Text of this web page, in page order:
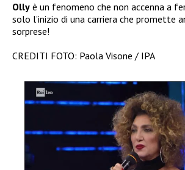
Olly è un fenomeno che non accenna a
solo l’inizio di una carriera che promette
sorprese!
CREDITI FOTO: Paola Visone / IPA